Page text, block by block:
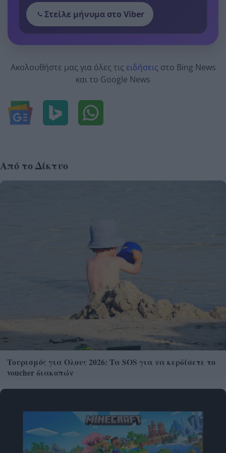
Στείλε μήνυμα στο Viber
Ακολουθήστε μας για όλες τις ειδήσεις στο Bing News
και το Google News
Από το Δίκτυο
Τουρισμός για Ολους 2026: Τα SOS για να κερδίσετε το
voucher διακοπών